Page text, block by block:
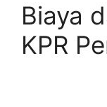
Biaya
KPR